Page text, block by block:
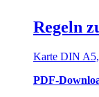
Regeln
Karte DIN
PDF-